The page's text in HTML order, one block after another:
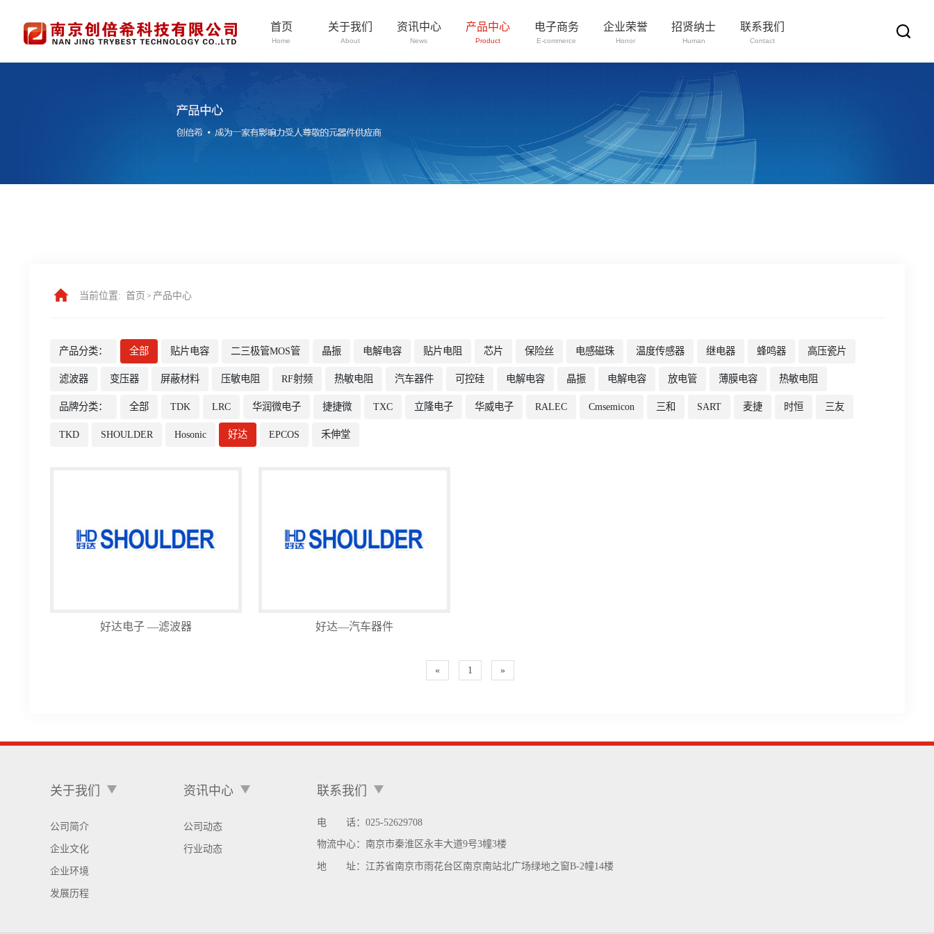
首页
Home
关于我们
About
资讯中心
News
产品中心
Product
电子商务
E-commerce
企业荣誉
Honor
招贤纳士
Human
联系我们
Contact
当前位置: 首页 > 产品中心
产品分类： 全部 贴片电容 二三极管MOS管 晶振 电解电容 贴片电阻 芯片 保险丝 电感磁珠 温度传感器 继电器 蜂鸣器 高压瓷片
滤波器 变压器 屏蔽材料 压敏电阻 RF射频 热敏电阻 汽车器件 可控硅 电解电容 晶振 电解电容 放电管 薄膜电容 热敏电阻
品牌分类： 全部 TDK LRC 华润微电子 捷捷微 TXC 立隆电子 华威电子 RALEC Cmsemicon 三和 SART 麦捷 时恒 三友
TKD SHOULDER Hosonic 好达 EPCOS 禾伸堂
好达电子 —滤波器 好达—汽车器件
« 1 »
关于我们
公司简介
企业文化
企业环境
发展历程
资讯中心
公司动态
行业动态
联系我们
电 话：025-52629708
物流中心： 南京市秦淮区永丰大道9号3幢3楼
地 址： 江苏省南京市雨花台区南京南站北广场绿地之窗B-2幢14楼